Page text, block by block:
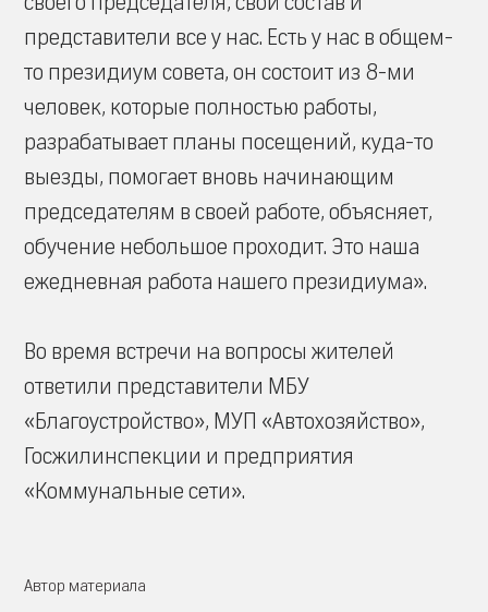
представители все у нас. Есть у нас в общем-
то президиум совета, он состоит из 8-ми
человек, которые полностью работы,
разрабатывает планы посещений, куда-то
выезды, помогает вновь начинающим
председателям в своей работе, объясняет,
обучение небольшое проходит. Это наша
ежедневная работа нашего президиума».
Во время встречи на вопросы жителей
ответили представители МБУ
«Благоустройство», МУП «Автохозяйство»,
Госжилинспекции и предприятия
«Коммунальные сети».
Автор материала